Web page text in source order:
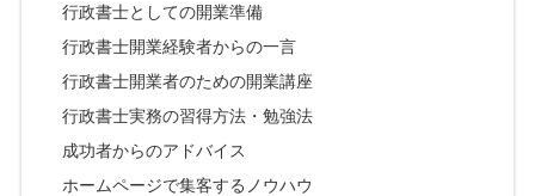
行政書士としての開業準備
行政書士開業経験者からの一言
行政書士開業者のための開業講座
行政書士実務の習得方法・勉強法
成功者からのアドバイス
ホームページで集客するノウハウ